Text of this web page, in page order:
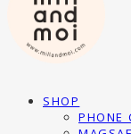
SHOP
PHONE